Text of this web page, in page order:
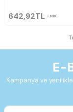
642,92TL KDV
E-
Kampanya ve